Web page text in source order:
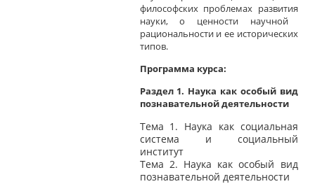
философских проблемах развития
науки, о ценности научной
рациональности и ее исторических
типов.
Программа курса:
Раздел 1. Наука как особый вид
познавательной деятельности
Тема 1. Наука как социальная
система и социальный
институт
Тема 2. Наука как особый вид
познавательной деятельности